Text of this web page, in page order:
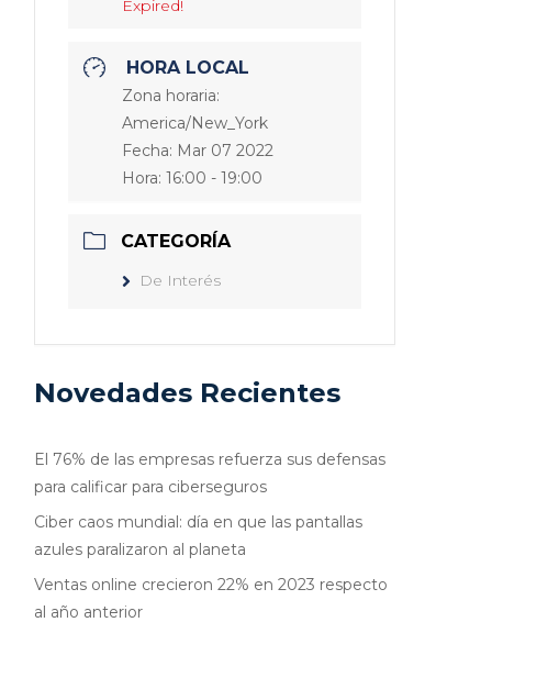
Expired!
HORA LOCAL
Zona horaria:
America/New_York
Fecha: Mar 07 2022
Hora:16:00 - 19:00
CATEGORÍA
De Interés
Novedades Recientes
El 76% de las empresas refuerza sus defensas
para calificar para ciberseguros
Ciber caos mundial: día en que las pantallas
azules paralizaron al planeta
Ventas online crecieron 22% en 2023 respecto
al año anterior